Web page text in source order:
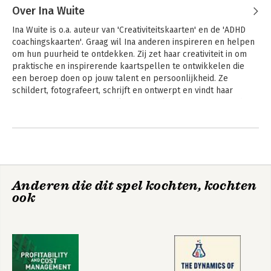
als een starttijd gebruiken: je begint met de taak/ opdracht en
aan de aangegeven tijd te houden. Let wel op dat je niet
doorslaat en te lang doorgaat. 'Ze zijn zo herkenbaar, waar het
echt om gaat, waar dagelijks tegenaan gelopen wordt, niet
bedacht vanuit theorie maar uit de praktijk. Fijn!' - Peer Hally,
diagnose ADD. 'Ik vind de coachingskaarten erg leuk en
positief, en lekker concreet. Herkenbaar voor mensen met
Over Ina Wuite
Ina Wuite is o.a. auteur van 'Creativiteitskaarten' en de 'ADHD
coachingskaarten'. Graag wil Ina anderen inspireren en helpen
om hun puurheid te ontdekken. Zij zet haar creativiteit in om
praktische en inspirerende kaartspellen te ontwikkelen die
een beroep doen op jouw talent en persoonlijkheid. Ze
schildert, fotografeert, schrijft en ontwerpt en vindt haar
Andere boeken door Ina Wuite
Anderen die dit spel kochten, kochten
ook